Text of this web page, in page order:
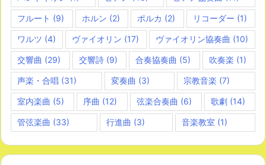
フルート (9) ホルン (2) ポルカ (2) リコーダー (1)
ワルツ (4) ヴァイオリン (17) ヴァイオリン協奏曲 (10)
交響曲 (29) 交響詩(9) 合奏協奏曲 (5) 吹奏楽 (1)
声楽・合唱 (31) 変奏曲 (3) 宗教音楽 (7)
室内楽曲 (5) 序曲 (12) 弦楽合奏曲 (6) 歌劇(14)
管弦楽曲 (33) 行進曲 (3) 音楽教室 (1)